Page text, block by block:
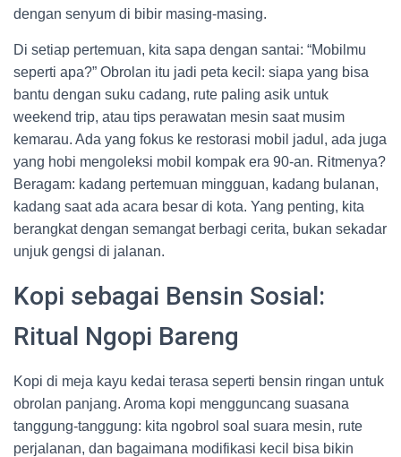
dengan senyum di bibir masing-masing.
Di setiap pertemuan, kita sapa dengan santai: “Mobilmu
seperti apa?” Obrolan itu jadi peta kecil: siapa yang bisa
bantu dengan suku cadang, rute paling asik untuk
weekend trip, atau tips perawatan mesin saat musim
kemarau. Ada yang fokus ke restorasi mobil jadul, ada juga
yang hobi mengoleksi mobil kompak era 90-an. Ritmenya?
Beragam: kadang pertemuan mingguan, kadang bulanan,
kadang saat ada acara besar di kota. Yang penting, kita
berangkat dengan semangat berbagi cerita, bukan sekadar
unjuk gengsi di jalanan.
Kopi sebagai Bensin Sosial:
Ritual Ngopi Bareng
Kopi di meja kayu kedai terasa seperti bensin ringan untuk
obrolan panjang. Aroma kopi mengguncang suasana
tanggung-tanggung: kita ngobrol soal suara mesin, rute
perjalanan, dan bagaimana modifikasi kecil bisa bikin